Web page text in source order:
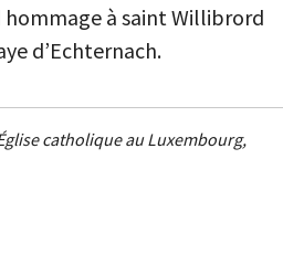
à saint Willibrord
d’Echternach.
catholique au Luxembourg,